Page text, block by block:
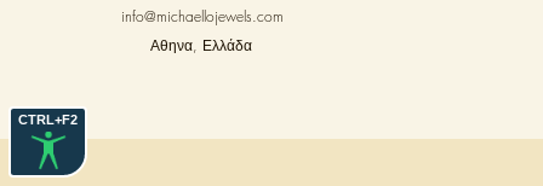
CTRL+F2
info@michaellojewels.com
Αθηνα, Ελλάδα